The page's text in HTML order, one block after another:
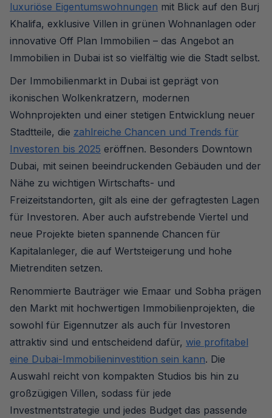
luxuriöse Eigentumswohnungen mit Blick auf den Burj
Khalifa, exklusive Villen in grünen Wohnanlagen oder
innovative Off Plan Immobilien – das Angebot an
Immobilien in Dubai ist so vielfältig wie die Stadt selbst.
Der Immobilienmarkt in Dubai ist geprägt von
ikonischen Wolkenkratzern, modernen
Wohnprojekten und einer stetigen Entwicklung neuer
Stadtteile, die zahlreiche Chancen und Trends für
Investoren bis 2025 eröffnen. Besonders Downtown
Dubai, mit seinen beeindruckenden Gebäuden und der
Nähe zu wichtigen Wirtschafts- und
Freizeitstandorten, gilt als eine der gefragtesten Lagen
für Investoren. Aber auch aufstrebende Viertel und
neue Projekte bieten spannende Chancen für
Kapitalanleger, die auf Wertsteigerung und hohe
Mietrenditen setzen.
Renommierte Bauträger wie Emaar und Sobha prägen
den Markt mit hochwertigen Immobilienprojekten, die
sowohl für Eigennutzer als auch für Investoren
attraktiv sind und entscheidend dafür, wie profitabel
eine Dubai-Immobilieninvestition sein kann. Die
Auswahl reicht von kompakten Studios bis hin zu
großzügigen Villen, sodass für jede
Investmentstrategie und jedes Budget das passende